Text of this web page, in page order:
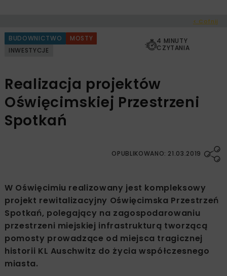
< Cofnij
BUDOWNICTWO
MOSTY
INWESTYCJE
4 MINUTY
CZYTANIA
Realizacja projektów
Oświęcimskiej Przestrzeni
Spotkań
OPUBLIKOWANO: 21.03.2019
W Oświęcimiu realizowany jest kompleksowy
projekt rewitalizacyjny Oświęcimska Przestrzeń
Spotkań, polegający na zagospodarowaniu
przestrzeni miejskiej infrastrukturą tworzącą
pomosty prowadzące od miejsca tragicznej
historii KL Auschwitz do życia współczesnego
miasta.